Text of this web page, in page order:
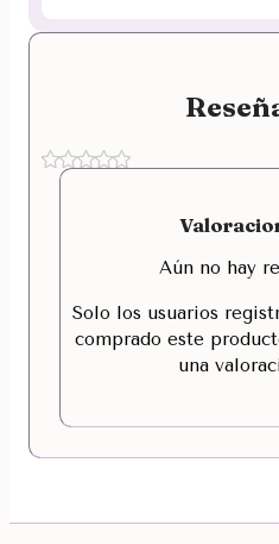
Aún no hay
Solo los usuarios
comprado este
una